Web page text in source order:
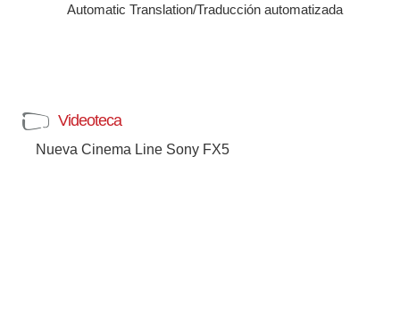
Automatic Translation/Traducción automatizada
Videoteca
Nueva Cinema Line Sony FX5